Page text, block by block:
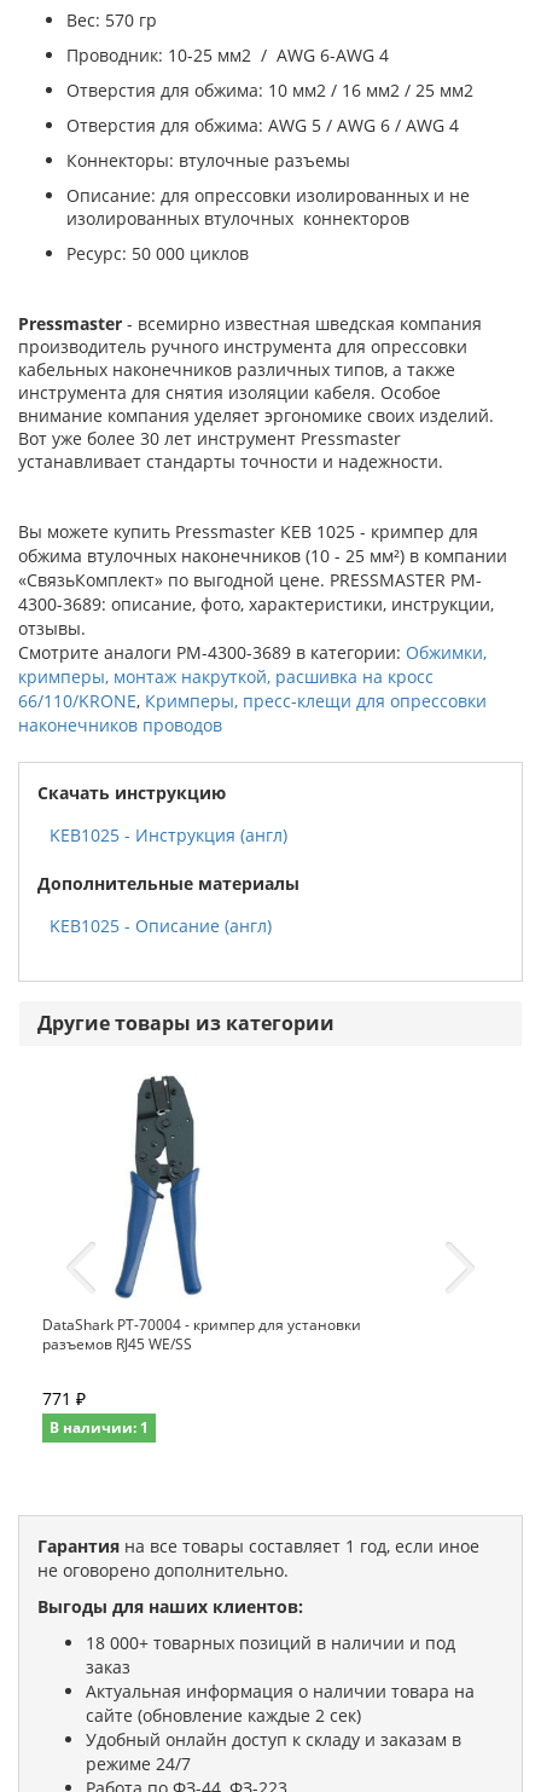
Вес: 570 гр
Проводник: 10-25 мм2 / AWG 6-AWG 4
Отверстия для обжима: 10 мм2 / 16 мм2 / 25 мм2
Отверстия для обжима: AWG 5 / AWG 6 / AWG 4
Коннекторы: втулочные разъемы
Описание: для опрессовки изолированных и не
изолированных втулочных коннекторов
Ресурс: 50 000 циклов
Pressmaster - всемирно известная шведская компания
производитель ручного инструмента для опрессовки
кабельных наконечников различных типов, а также
инструмента для снятия изоляции кабеля. Особое
внимание компания уделяет эргономике своих изделий.
Вот уже более 30 лет инструмент Pressmaster
устанавливает стандарты точности и надежности.
Вы можете купить Pressmaster KEB 1025 - кримпер для
обжима втулочных наконечников (10 - 25 мм²) в компании
«СвязьКомплект» по выгодной цене. PRESSMASTER PM-
4300-3689: описание, фото, характеристики, инструкции,
отзывы.
Смотрите аналоги PM-4300-3689 в категории: Обжимки,
кримперы, монтаж накруткой, расшивка на кросс
66/110/KRONE, Кримперы, пресс-клещи для опрессовки
наконечников проводов
Скачать инструкцию
KEB1025 - Инструкция (англ)
Дополнительные материалы
KEB1025 - Описание (англ)
Другие товары из категории
DataShark PT-70004 - кримпер для установки
разъемов RJ45 WE/SS
771 ₽
В наличии: 1
Гарантия на все товары составляет 1 год, если иное
не оговорено дополнительно.
Выгоды для наших клиентов:
18 000+ товарных позиций в наличии и под
заказ
Актуальная информация о наличии товара на
сайте (обновление каждые 2 сек)
Удобный онлайн доступ к складу и заказам в
режиме 24/7